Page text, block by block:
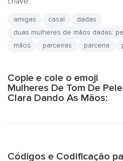
amigas casal
dadas
duas mulheres de mãos dadas:
mãos
parceiras parceria
Copie e cole o emoji
Mulheres De Tom De Pele
Clara Dando As Mãos:
Códigos e Codificação